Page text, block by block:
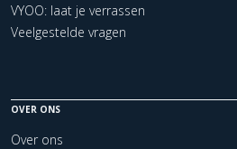
VYOO: laat je verrassen
Veelgestelde vragen
OVER ONS
Over ons